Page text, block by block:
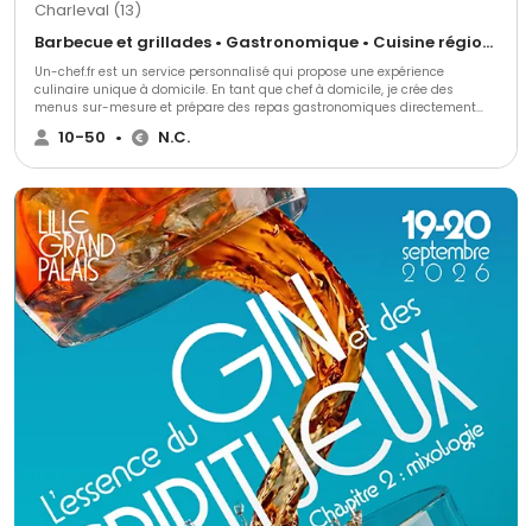
Charleval (13)
Barbecue et grillades • Gastronomique • Cuisine régionale
Un-chef.fr est un service personnalisé qui propose une expérience
culinaire unique à domicile. En tant que chef à domicile, je crée des
menus sur-mesure et prépare des repas gastronomiques directement
chez vous, pour des dîners intimes, des soirées entre amis, des repas
d'affaires ou des événements spéciaux. Profitez d'une cuisine raffinée, sans
10-50 • N.C.